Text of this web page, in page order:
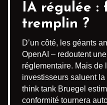
IA régulée :
tremplin ?
D’un côté, les géants
OpenAI – redoutent
réglementaire. Mais de
investisseurs saluent
think tank Bruegel
conformité tournera